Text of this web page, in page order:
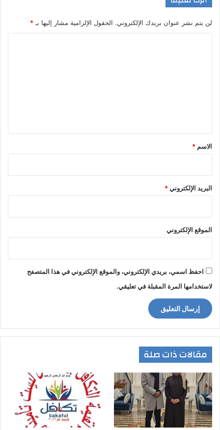
لن يتم نشر عنوان بريدك الإلكتروني. الحقول الإلزامية مشار إليها بـ *
*
الاسم *
البريد الإلكتروني*
الموقع الإلكتروني
احفظ اسمي، بريدي الإلكتروني، والموقع الإلكتروني في هذا المتصفح
لاستخدامها المرة المقبلة في تعليقي.
مقالات ذات صلة